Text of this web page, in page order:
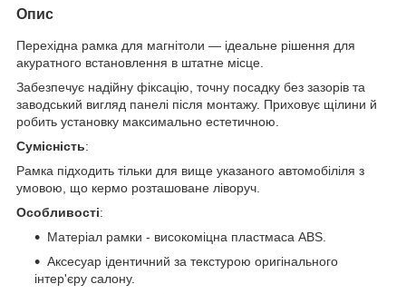
Опис
Перехідна рамка для магнітоли — ідеальне рішення для
акуратного встановлення в штатне місце.
Забезпечує надійну фіксацію, точну посадку без зазорів та
заводський вигляд панелі після монтажу. Приховує щілини й
робить установку максимально естетичною.
Сумісність:
Рамка підходить тільки для вище указаного автомобіліля з
умовою, що кермо розташоване ліворуч.
Особливості:
Матеріал рамки - високоміцна пластмаса ABS.
Аксесуар ідентичний за текстурою оригінального
інтер'єру салону.